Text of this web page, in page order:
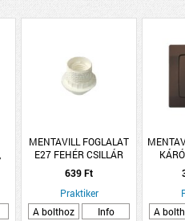
MENTAVILL FOGLALAT
E27 FEHÉR CSILLÁR
PATTINTÓ
639 Ft
Praktiker
A bolthoz
Info
A